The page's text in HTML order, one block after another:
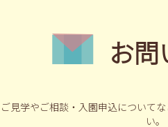
お
ご見学やご相談・入園申込についてな
い。